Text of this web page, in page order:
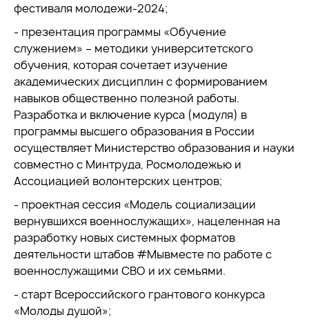
фестиваля молодежи-2024;
- презентация программы «Обучение
служением» – методики университетского
обучения, которая сочетает изучение
академических дисциплин с формированием
навыков общественно полезной работы.
Разработка и включение курса (модуля) в
программы высшего образования в России
осуществляет Министерство образования и науки
совместно с Минтруда, Росмолодежью и
Ассоциацией волонтерских центров;
- проектная сессия «Модель социализации
вернувшихся военнослужащих», нацеленная на
разработку новых системных форматов
деятельности штабов #Мывместе по работе с
военнослужащими СВО и их семьями.
- старт Всероссийского грантового конкурса
«Молоды душой»;